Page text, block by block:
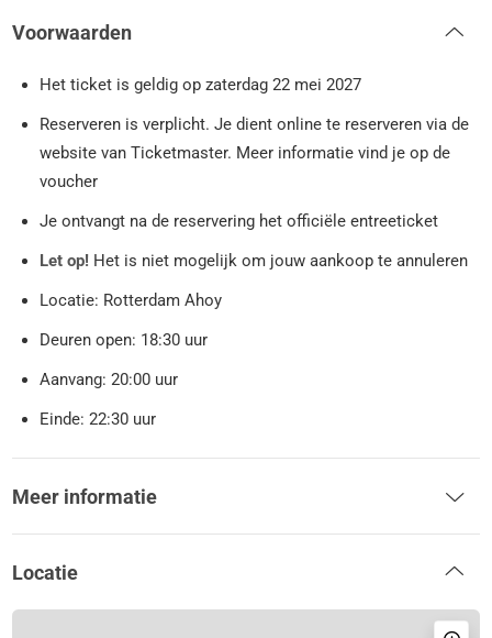
Voorwaarden
Het ticket is geldig op zaterdag 22 mei 2027
Reserveren is verplicht. Je dient online te reserveren via de
website van Ticketmaster. Meer informatie vind je op de
voucher
Je ontvangt na de reservering het officiële entreeticket
Let op! Het is niet mogelijk om jouw aankoop te annuleren
Locatie: Rotterdam Ahoy
Deuren open: 18:30 uur
Aanvang: 20:00 uur
Einde: 22:30 uur
Meer informatie
Locatie